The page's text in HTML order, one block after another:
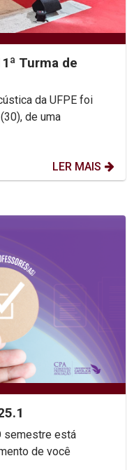
Turma de
de uma
LER MAIS
de você